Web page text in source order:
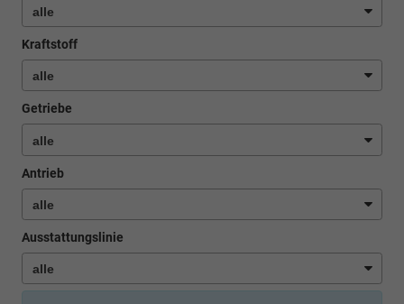
Kraftstoff
Getriebe
Antrieb
Ausstattungslinie